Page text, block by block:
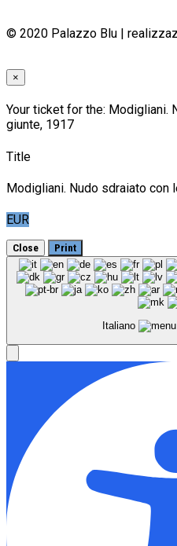
© 2020 Palazzo Blu |
×
Your ticket for the: Modigliani.
giunte, 1917
Title
Modigliani. Nudo sdraiato con
EUR
Close Print
Italiano